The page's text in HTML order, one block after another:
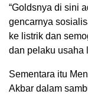
“Goldsnya di sini
gencarnya
ke listrik dan
dan pelaku usaha
Sementara itu
Akbar dalam